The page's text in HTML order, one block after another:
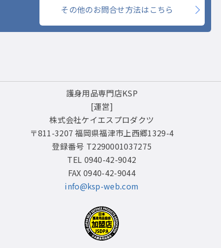
その他のお問合せ方法はこちら
護身用品専門店KSP
[運営]
株式会社ケイエスプロダクツ
〒811-3207 福岡県福津市上西郷1329-4
登録番号 T2290001037275
TEL 0940-42-9042
FAX 0940-42-9044
info@ksp-web.com